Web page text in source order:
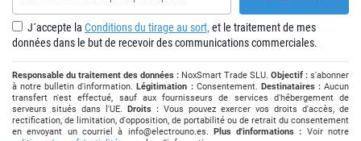
J´accepte la Conditions du tirage au sort, et le traitement de mes
données dans le but de recevoir des communications commerciales.
Responsable du traitement des données : NoxSmart Trade SLU. Objectif : s'abonner
à notre bulletin d'information.Légitimation :Consentement. Destinataires :Aucun
transfert n'est effectué, sauf aux fournisseurs de services d'hébergement de
serveurs situés dans l'UE. Droits : Vous pouvez exercer vos droits d'accès, de
rectification, de limitation, d'opposition, de portabilité ou de retrait du consentement
en envoyant un courriel à info@electrouno.es. Plus d'informations : Voir notre